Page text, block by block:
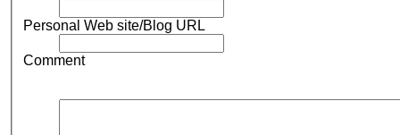
Personal Web site/Blog URL
Comment